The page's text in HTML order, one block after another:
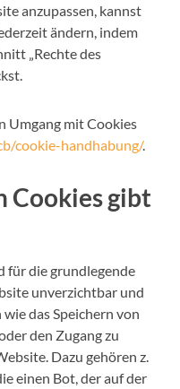
anzupassen, kannst
ändern, indem
„Rechte des
Umgang mit Cookies
cookie-handhabung/.
Cookies gibt
für die grundlegende
unverzichtbar und
das Speichern von
den Zugang zu
Dazu gehören z.
einen Bot, der auf der